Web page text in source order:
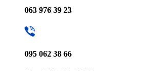
063 976 39 23
095 062 38 66